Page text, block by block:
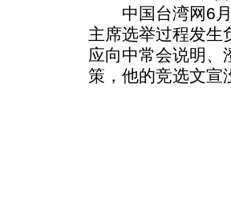
中国台湾网6月
主席选举过程发生
应向中常会说明、
策，他的竞选文宣